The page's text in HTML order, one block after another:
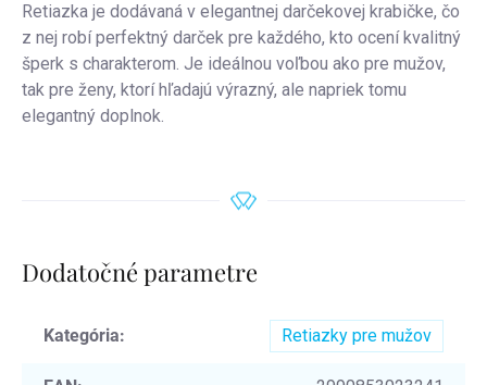
Retiazka je dodávaná v elegantnej darčekovej krabičke, čo
z nej robí perfektný darček pre každého, kto ocení kvalitný
šperk s charakterom. Je ideálnou voľbou ako pre mužov,
tak pre ženy, ktorí hľadajú výrazný, ale napriek tomu
elegantný doplnok.
Dodatočné parametre
Kategória: Retiazky pre mužov